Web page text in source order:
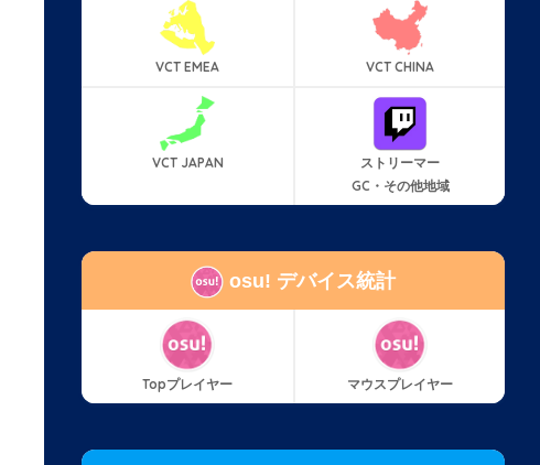
VCT EMEA VCT CHINA
VCT JAPAN
ストリーマー
GC・その他地域
osu! デバイス統計
Topプレイヤー マウスプレイヤー